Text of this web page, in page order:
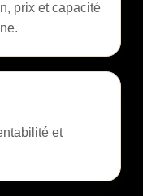
prix et capacité
et